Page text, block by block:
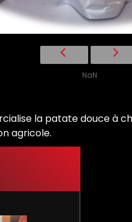
NaN
la patate douce à
agricole.